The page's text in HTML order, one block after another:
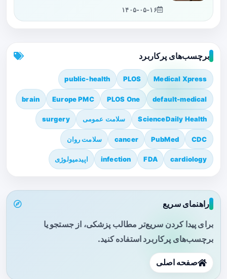
۱۴۰۵-۰۵-۱۶
برچسب‌های پرکاربرد
Medical Xpress
PLOS
public-health
default-medical
PLOS One
Europe PMC
brain
ScienceDaily Health سلامت عمومی surgery
CDC
PubMed
cancer سلامت روان
cardiology
FDA
infection اپیدمیولوژی
راهنمای سریع
برای پیدا کردن سریع‌تر مطالب پزشکی، از جستجو یا
برچسب‌های پرکاربرد استفاده کنید.
صفحه اصلی